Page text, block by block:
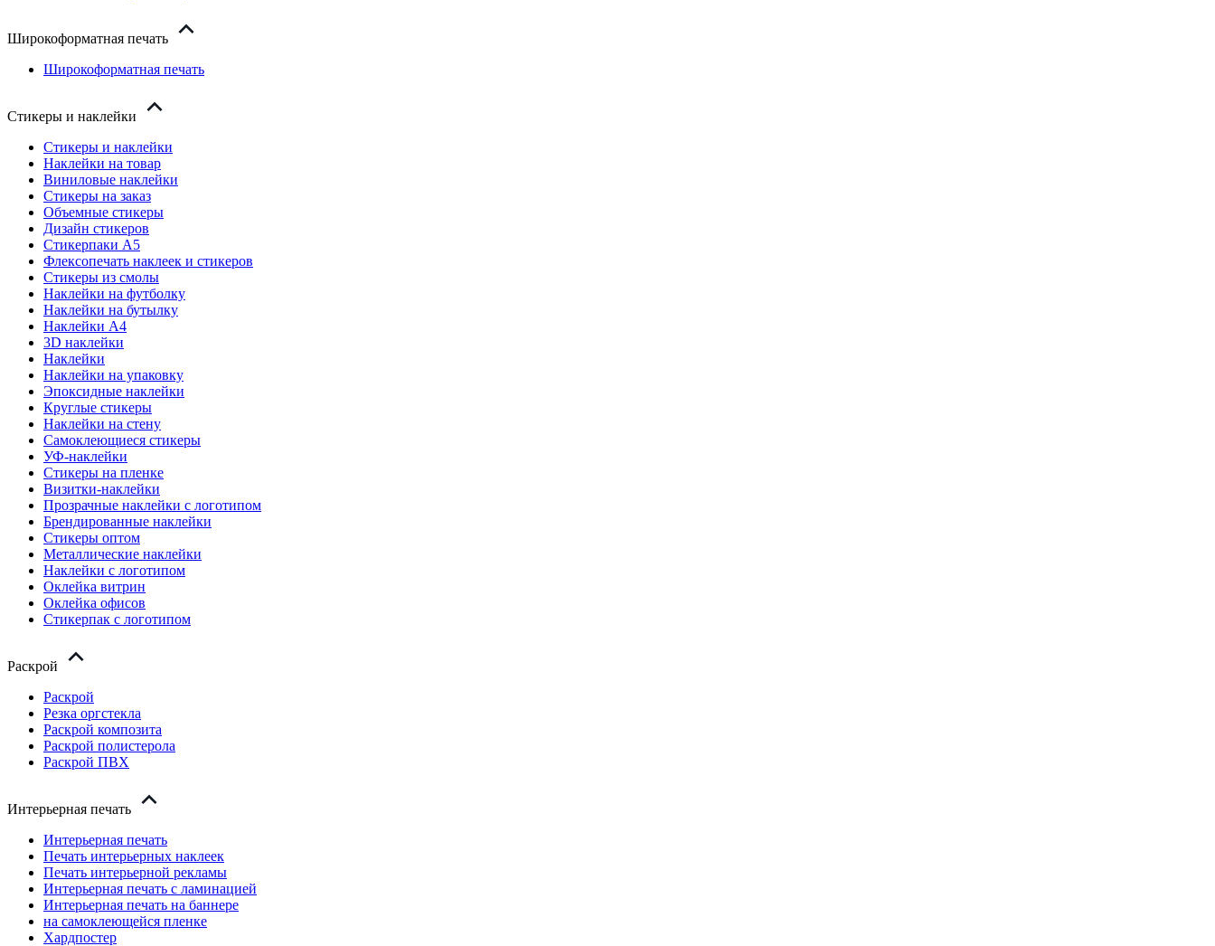
Широкоформатная печать
Широкоформатная печать
Стикеры и наклейки
Стикеры и наклейки
Наклейки на товар
Виниловые наклейки
Стикеры на заказ
Объемные стикеры
Дизайн стикеров
Стикерпаки А5
Флексопечать наклеек и стикеров
Стикеры из смолы
Наклейки на футболку
Наклейки на бутылку
Наклейки А4
3D наклейки
Наклейки
Наклейки на упаковку
Эпоксидные наклейки
Круглые стикеры
Наклейки на стену
Самоклеющиеся стикеры
УФ-наклейки
Стикеры на пленке
Визитки-наклейки
Прозрачные наклейки с логотипом
Брендированные наклейки
Стикеры оптом
Металлические наклейки
Наклейки с логотипом
Оклейка витрин
Оклейка офисов
Стикерпак с логотипом
Раскрой
Раскрой
Резка оргстекла
Раскрой композита
Раскрой полистерола
Раскрой ПВХ
Интерьерная печать
Интерьерная печать
Печать интерьерных наклеек
Печать интерьерной рекламы
Интерьерная печать с ламинацией
Интерьерная печать на баннере
на самоклеющейся пленке
Хардпостер